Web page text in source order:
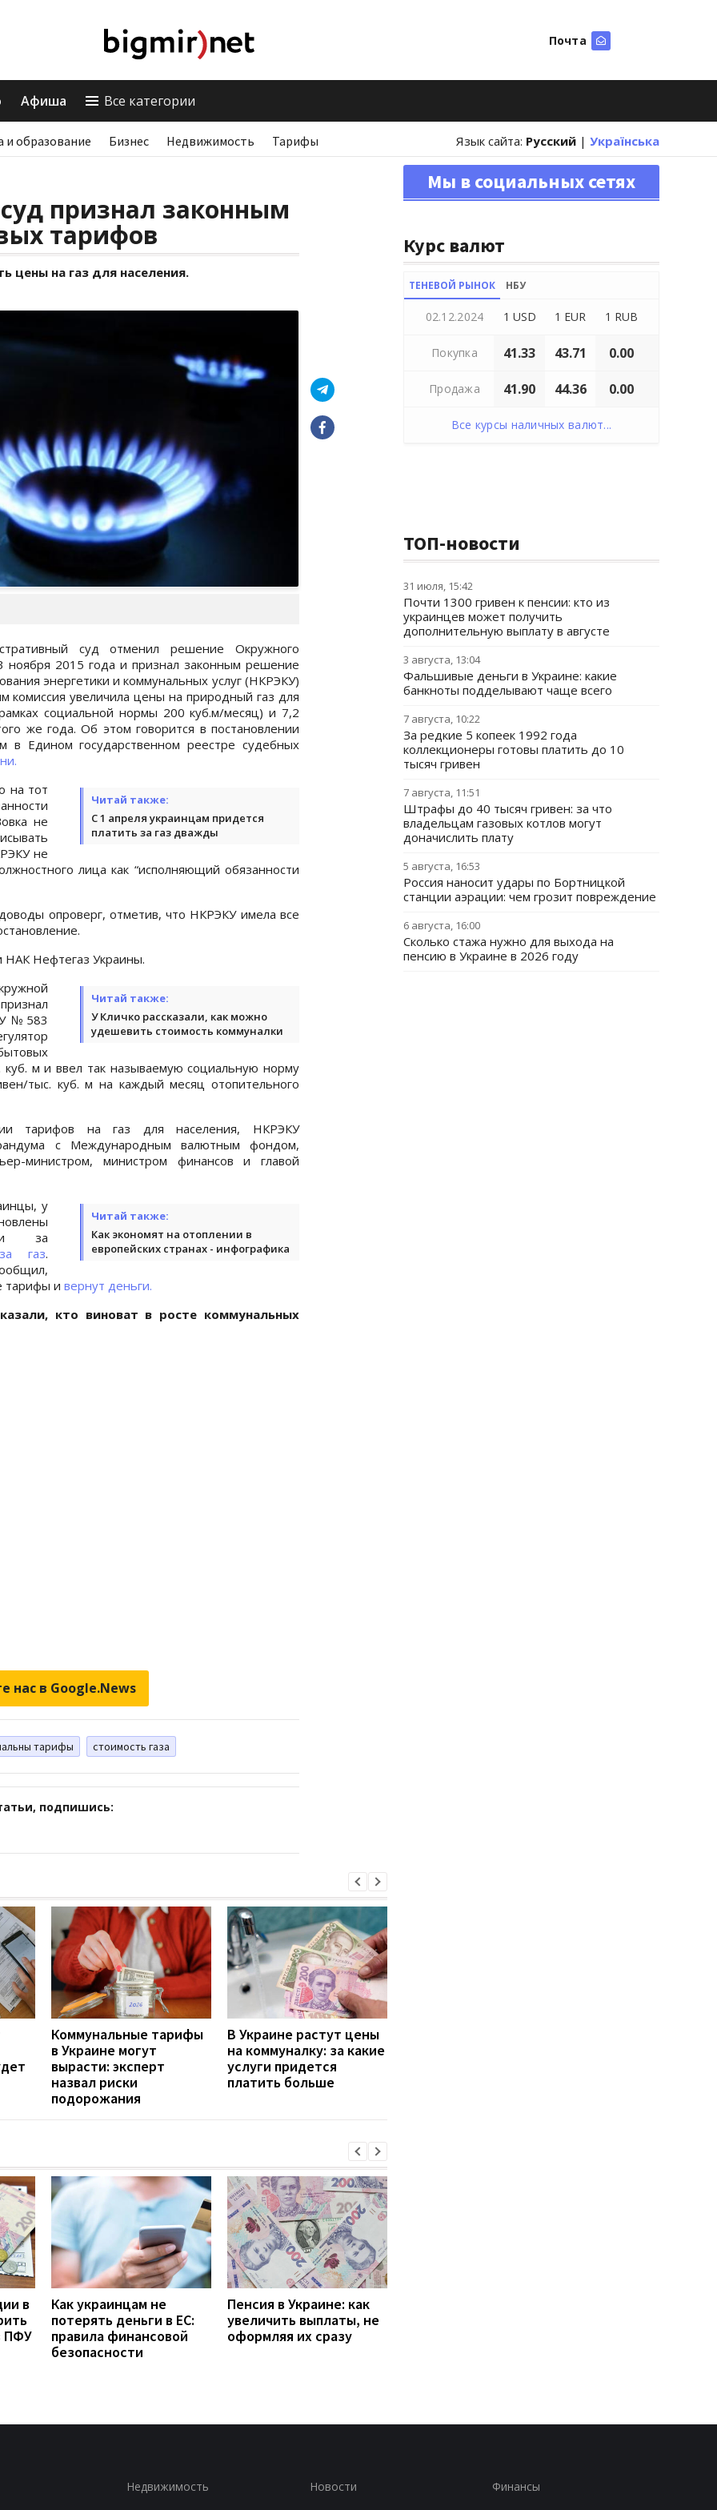
Почта
Афиша Все категории
и образование Бизнес Недвижимость Тарифы Язык сайта: Русский | Українська
признал законным
тарифов
цены на газ для населения.
суд отменил решение Окружного
ноября 2015 года и признал законным решение
энергетики и коммунальных услуг (НКРЭКУ)
увеличила цены на природный газ для
социальной нормы 200 куб.м/месяц) и 7,2
же года. Об этом говорится в постановлении
в Едином государственном реестре судебных
Читай также:
С 1 апреля украинцам придется
платить за газ дважды
на тот
не
не
лица как “исполняющий обязанности
опроверг, отметив, что НКРЭКУ имела все
НАК Нефтегаз Украины.
Читай также:
У Кличко рассказали, как можно
удешевить стоимость коммуналки
№583
м и ввел так называемую социальную норму
тыс. куб. м на каждый месяц отопительного
тарифов на газ для населения, НКРЭКУ
с Международным валютным фондом,
министром, министром финансов и главой
Читай также:
Как экономят на отоплении в
европейских странах - инфографика
у
за
газ.
тарифы и вернут деньги.
кто виноват в росте коммунальных
нас в Google.News
тарифы стоимость газа
подпишись:
Коммунальные тарифы
в Украине могут
вырасти: эксперт
назвал риски
подорожания
В Украине растут цены
на коммуналку: за какие
услуги придется
платить больше
в
ПФУ
Как украинцам не
потерять деньги в ЕС:
правила финансовой
безопасности
Пенсия в Украине: как
увеличить выплаты, не
оформляя их сразу
Мы в социальных сетях
Курс валют
ТЕНЕВОЙ РЫНОК НБУ
02.12.2024 1 USD 1 EUR 1 RUB
Покупка 41.33 43.71 0.00
Продажа 41.90 44.36 0.00
Все курсы наличных валют...
ТОП-новости
31 июля, 15:42
Почти 1300 гривен к пенсии: кто из
украинцев может получить
дополнительную выплату в августе
3 августа, 13:04
Фальшивые деньги в Украине: какие
банкноты подделывают чаще всего
7 августа, 10:22
За редкие 5 копеек 1992 года
коллекционеры готовы платить до 10
тысяч гривен
7 августа, 11:51
Штрафы до 40 тысяч гривен: за что
владельцам газовых котлов могут
доначислить плату
5 августа, 16:53
Россия наносит удары по Бортницкой
станции аэрации: чем грозит повреждение
6 августа, 16:00
Сколько стажа нужно для выхода на
пенсию в Украине в 2026 году
Недвижимость Новости Финансы